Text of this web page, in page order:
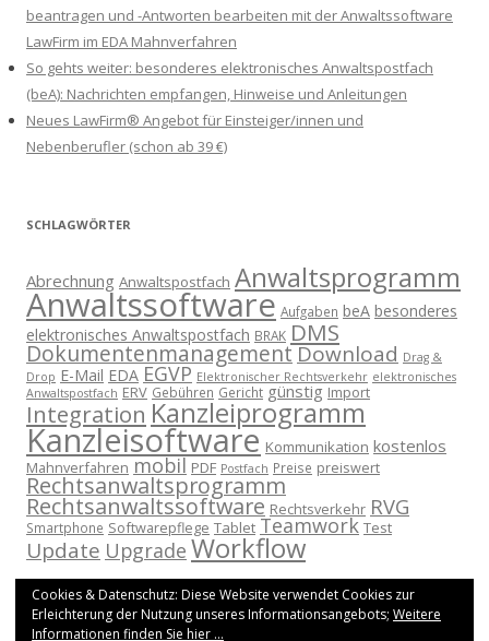
beantragen und -Antworten bearbeiten mit der Anwaltssoftware
LawFirm im EDA Mahnverfahren
So gehts weiter: besonderes elektronisches Anwaltspostfach
(beA): Nachrichten empfangen, Hinweise und Anleitungen
Neues LawFirm® Angebot für Einsteiger/innen und
Nebenberufler (schon ab 39 €)
SCHLAGWÖRTER
Abrechnung Anwaltspostfach Anwaltsprogramm
Anwaltssoftware Aufgaben beA besonderes
elektronisches Anwaltspostfach BRAK DMS
DokumentenmanagementDownload Drag &
Drop E-Mail EDA EGVP Elektronischer Rechtsverkehr elektronisches
Anwaltspostfach ERV Gebühren Gericht günstig Import
Integration Kanzleiprogramm
Kanzleisoftware Kommunikation kostenlos
Mahnverfahren mobil PDF Postfach Preise preiswert
Rechtsanwaltsprogramm
Rechtsanwaltssoftware Rechtsverkehr RVG
Smartphone Softwarepflege Tablet Teamwork Test
Update Upgrade Workflow
Cookies & Datenschutz: Diese Website verwendet Cookies zur
Erleichterung der Nutzung unseres Informationsangebots; Weitere
Informationen finden Sie hier ...